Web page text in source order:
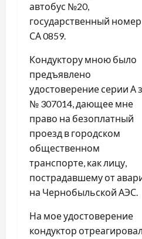
автобус №20,
государственный номер
СА 0859.
Кондуктору мною было
предъявлено
удостоверение серии А
№ 307014, дающее мне
право на безоплатный
проезд в городском
общественном
транспорте, как лицу,
пострадавшему от
на Чернобыльской АЭС.
На мое удостоверение
кондуктор